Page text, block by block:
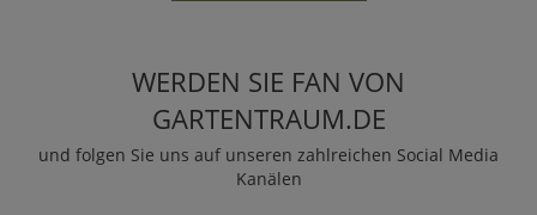
WERDEN SIE FAN VON
GARTENTRAUM.DE
und folgen Sie uns auf unseren zahlreichen Social Media
Kanälen